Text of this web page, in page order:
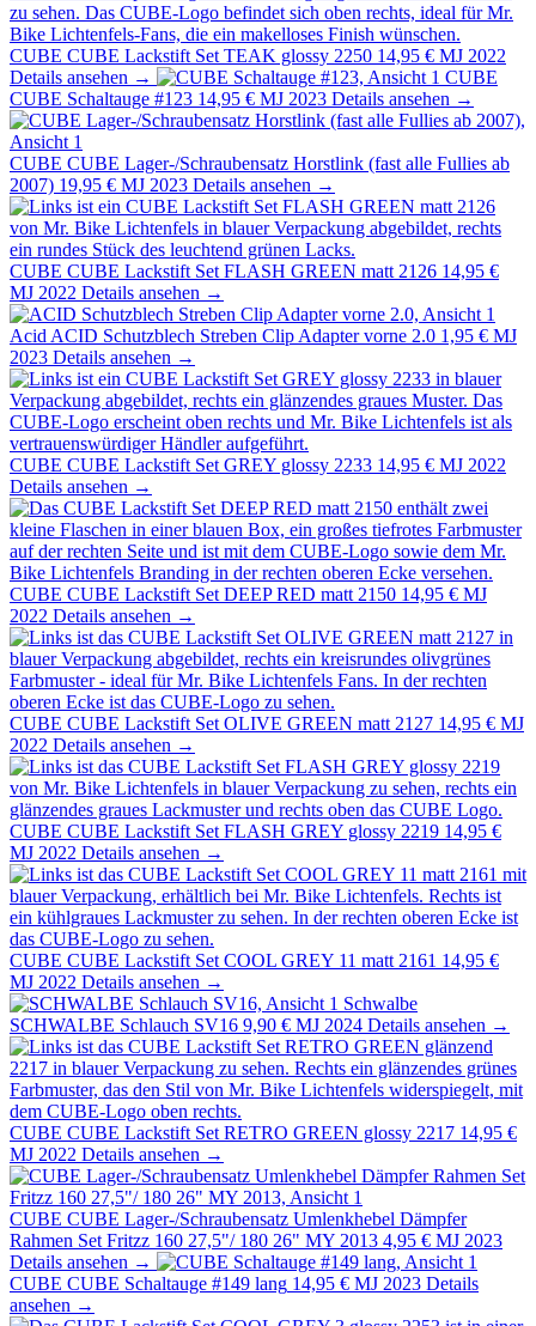
CUBE CUBE Lackstift Set TEAK glossy 2250 14,95 € MJ 2022
Details ansehen →
CUBE
CUBE Schaltauge #123 14,95 € MJ 2023 Details ansehen →
CUBE CUBE Lager-/Schraubensatz Horstlink (fast alle Fullies ab
2007) 19,95 € MJ 2023 Details ansehen →
CUBE CUBE Lackstift Set FLASH GREEN matt 2126 14,95 €
MJ 2022 Details ansehen →
Acid ACID Schutzblech Streben Clip Adapter vorne 2.0 1,95 € MJ
2023 Details ansehen →
CUBE CUBE Lackstift Set GREY glossy 2233 14,95 € MJ 2022
Details ansehen →
CUBE CUBE Lackstift Set DEEP RED matt 2150 14,95 € MJ
2022 Details ansehen →
CUBE CUBE Lackstift Set OLIVE GREEN matt 2127 14,95 € MJ
2022 Details ansehen →
CUBE CUBE Lackstift Set FLASH GREY glossy 2219 14,95 €
MJ 2022 Details ansehen →
CUBE CUBE Lackstift Set COOL GREY 11 matt 2161 14,95 €
MJ 2022 Details ansehen →
Schwalbe
SCHWALBE Schlauch SV16 9,90 € MJ 2024 Details ansehen →
CUBE CUBE Lackstift Set RETRO GREEN glossy 2217 14,95 €
MJ 2022 Details ansehen →
CUBE CUBE Lager-/Schraubensatz Umlenkhebel Dämpfer
Rahmen Set Fritzz 160 27,5"/ 180 26" MY 2013 4,95 € MJ 2023
Details ansehen →
CUBE CUBE Schaltauge #149 lang 14,95 € MJ 2023 Details
ansehen →